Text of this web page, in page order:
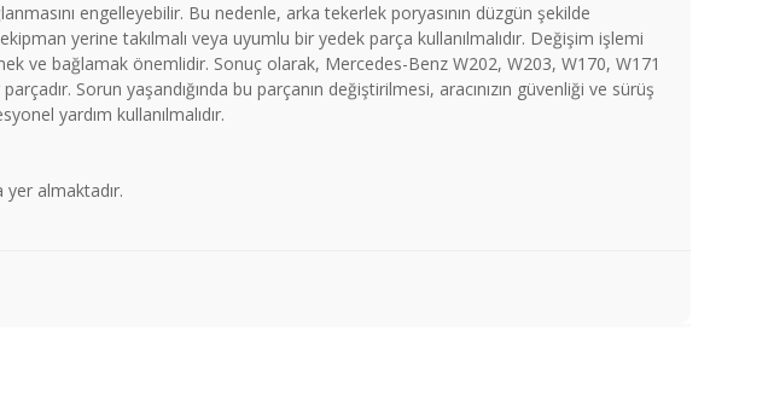
engelleyebilir. Bu nedenle, arka tekerlek poryasının düzgün şekilde
yerine takılmalı veya uyumlu bir yedek parça kullanılmalıdır. Değişim işlemi
ve bağlamak önemlidir. Sonuç olarak, Mercedes-Benz W202, W203, W170, W171
Sorun yaşandığında bu parçanın değiştirilmesi, aracınızın güvenliği ve sürüş
yardım kullanılmalıdır.
almaktadır.